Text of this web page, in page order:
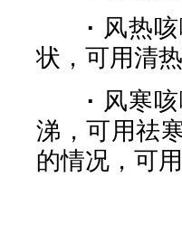
· 风热
状，可用清
· 风寒
涕，可用祛
的情况，可